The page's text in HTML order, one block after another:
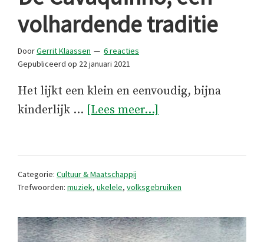
volhardende traditie
DoorGerrit Klaassen
6 reacties
Gepubliceerd op 22 januari 2021
Het lijkt een klein en eenvoudig, bijna
kinderlijk … [Lees meer...]
traditie
Categorie: Cultuur & Maatschappij
Trefwoorden: muziek, ukelele, volksgebruiken